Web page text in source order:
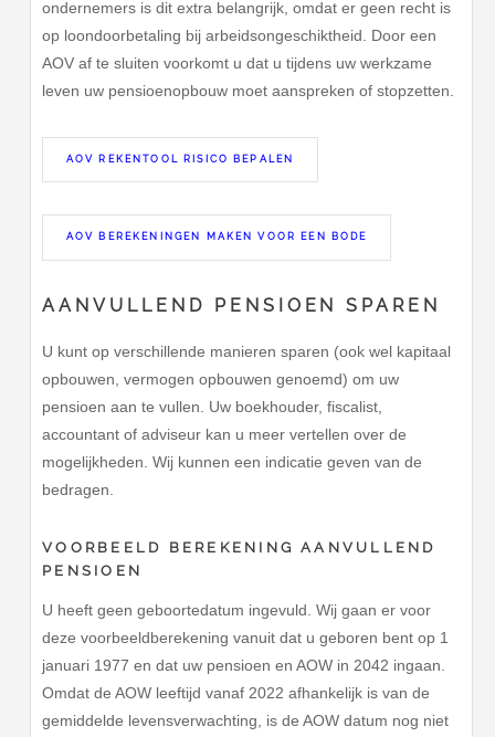
ondernemers is dit extra belangrijk, omdat er geen recht is
op loondoorbetaling bij arbeidsongeschiktheid. Door een
AOV af te sluiten voorkomt u dat u tijdens uw werkzame
leven uw pensioenopbouw moet aanspreken of stopzetten.
AOV REKENTOOL RISICO BEPALEN
AOV BEREKENINGEN MAKEN VOOR EEN BODE
AANVULLEND PENSIOEN SPAREN
U kunt op verschillende manieren sparen (ook wel kapitaal
opbouwen, vermogen opbouwen genoemd) om uw
pensioen aan te vullen. Uw boekhouder, fiscalist,
accountant of adviseur kan u meer vertellen over de
mogelijkheden. Wij kunnen een indicatie geven van de
bedragen.
VOORBEELD BEREKENING AANVULLEND
PENSIOEN
U heeft geen geboortedatum ingevuld. Wij gaan er voor
deze voorbeeldberekening vanuit dat u geboren bent op 1
januari 1977 en dat uw pensioen en AOW in 2042 ingaan.
Omdat de AOW leeftijd vanaf 2022 afhankelijk is van de
gemiddelde levensverwachting, is de AOW datum nog niet